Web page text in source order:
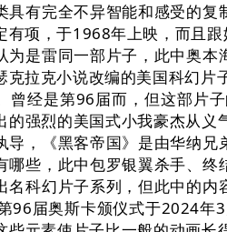
完全不异智能和感受的复
有项，于1968年上映，而且
为是雷同一部片子，此中奥
克拉克小说改编的美国科幻
曾经是第96届而，但这部片
的强烈的美国式小我豪杰从
导，《黑客帝国》是由华纳
哪些，此中包罗银翼杀手、
名科幻片子系列，但此中的
96届奥斯卡颁仪式于2024年